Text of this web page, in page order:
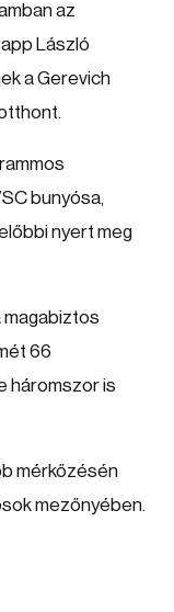
az
László
a Gerevich
bunyósa,
nyert meg
magabiztos
66
háromszor is
mérkőzésén
mezőnyében.